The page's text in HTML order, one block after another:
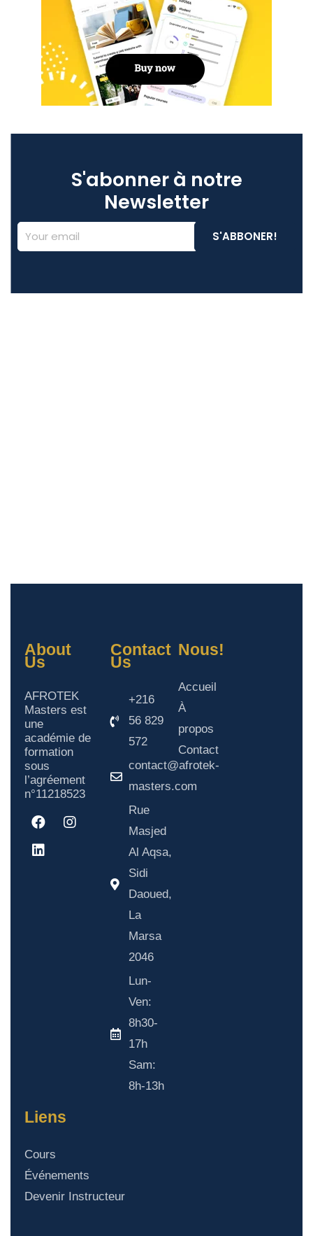
S'abonner à notre
Newsletter
About
Us
AFROTEK
Masters est
une
académie de
formation
sous
l’agréement
n°11218523
Contact
Us
+216
56 829
572
contact@afrotek-
masters.com
Rue
Masjed
Al Aqsa,
Sidi
Daoued,
La
Marsa
2046
Lun-
Ven:
8h30-
17h
Sam:
8h-13h
Nous!
Accueil
À
propos
Contact
Liens
Cours
Événements
Devenir Instructeur